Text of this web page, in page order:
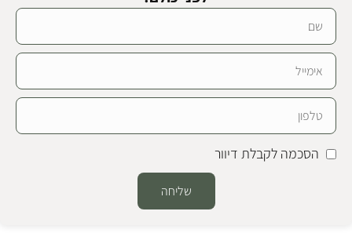
הסכמה לקבלת דיוור
שליחה